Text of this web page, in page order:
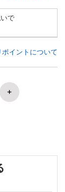
で
ポイントについて